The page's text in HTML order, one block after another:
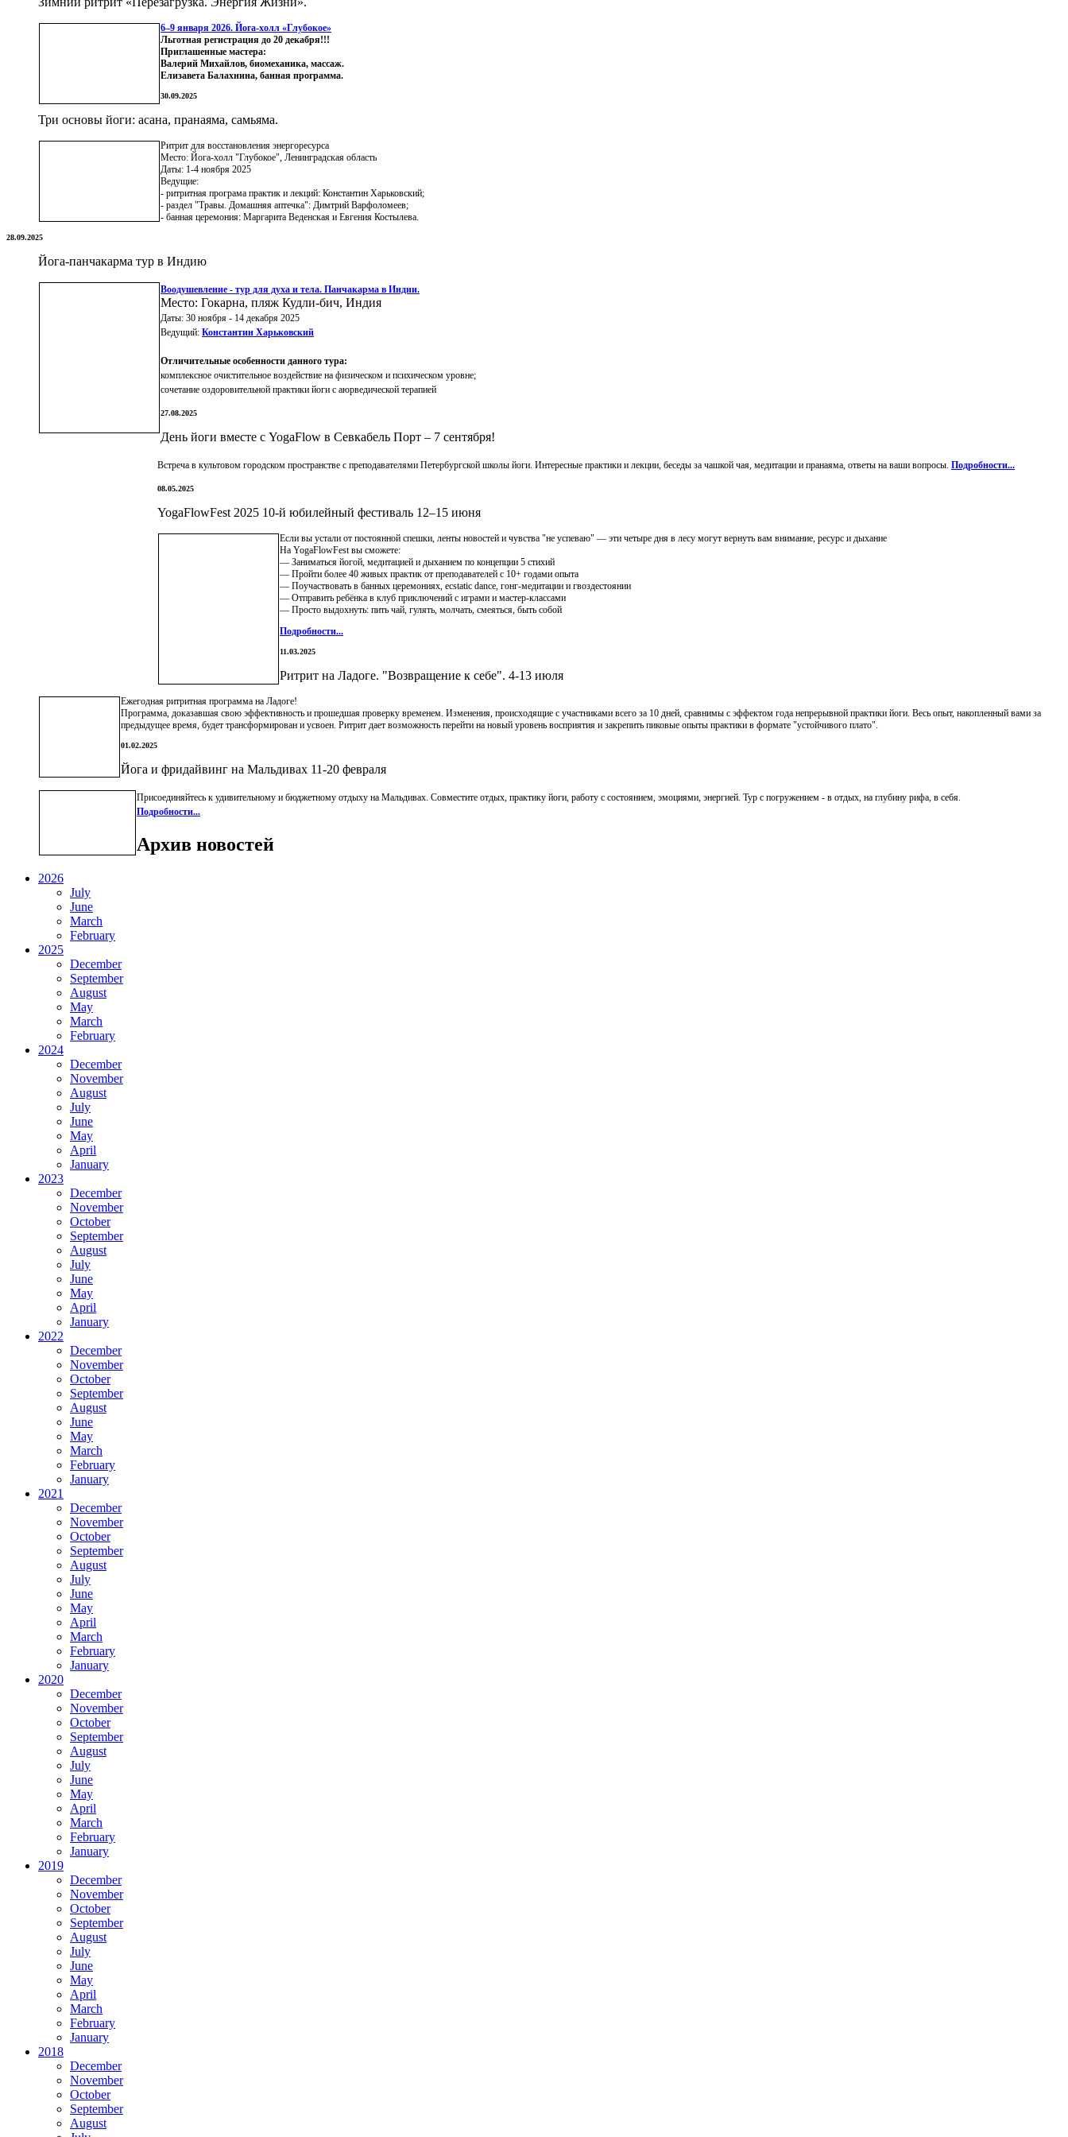
6–9 января 2026. Йога-холл «Глубокое»
Льготная регистрация до 20 декабря!!!
Приглашенные мастера:
Валерий Михайлов, биомеханика, массаж.
Елизавета Балахнина, банная программа.
30.09.2025
Три основы йоги: асана, пранаяма, самьяма.
Ритрит для восстановления энергоресурса
Место: Йога-холл "Глубокое", Ленинградская область
Даты: 1-4 ноября 2025
Ведущие:
- ритритная програма практик и лекций: Константин Харьковский;
- раздел "Травы. Домашняя аптечка": Димтрий Варфоломеев;
- банная церемония: Маргарита Веденская и Евгения Костылева.
28.09.2025
Йога-панчакарма тур в Индию
Воодушевление - тур для духа и тела. Панчакарма в Индии.
Место: Гокарна, пляж Кудли-бич, Индия
Даты: 30 ноября - 14 декабря 2025
Ведущий: Константин Харьковский
Отличительные особенности данного тура:
комплексное очистительное воздействие на физическом и психическом уровне;
сочетание оздоровительной практики йоги с аюрведической терапией
27.08.2025
День йоги вместе с YogaFlow в Севкабель Порт – 7 сентября!
Встреча в культовом городском пространстве с преподавателями Петербургской школы йоги. Интересные практики и лекции, беседы за чашкой чая, медитации и пранаяма, ответы на ваши вопросы. Подробности...
08.05.2025
YogaFlowFest 2025 10-й юбилейный фестиваль 12–15 июня
Если вы устали от постоянной спешки, ленты новостей и чувства "не успеваю" — эти четыре дня в лесу могут вернуть вам внимание, ресурс и дыхание
На YogaFlowFest вы сможете:
— Заниматься йогой, медитацией и дыханием по концепции 5 стихий
— Пройти более 40 живых практик от преподавателей с 10+ годами опыта
— Поучаствовать в банных церемониях, ecstatic dance, гонг-медитации и гвоздестоянии
— Отправить ребёнка в клуб приключений с играми и мастер-классами
— Просто выдохнуть: пить чай, гулять, молчать, смеяться, быть собой
Подробности...
11.03.2025
Ритрит на Ладоге. "Возвращение к себе". 4-13 июля
Ежегодная ритритная программа на Ладоге!
Программа, доказавшая свою эффективность и прошедшая проверку временем. Изменения, происходящие с участниками всего за 10 дней, сравнимы с эффектом года непрерывной практики йоги. Весь опыт, накопленный вами за
предыдущее время, будет трансформирован и усвоен. Ритрит дает возможность перейти на новый уровень восприятия и закрепить пиковые опыты практики в формате "устойчивого плато".
01.02.2025
Йога и фридайвинг на Мальдивах 11-20 февраля
Присоединяйтесь к удивительному и бюджетному отдыху на Мальдивах. Совместите отдых, практику йоги, работу с состоянием, эмоциями, энергией. Тур с погружением - в отдых, на глубину рифа, в себя.
Подробности...
Архив новостей
2026
July
June
March
February
2025
December
September
August
May
March
February
2024
December
November
August
July
June
May
April
January
2023
December
November
October
September
August
July
June
May
April
January
2022
December
November
October
September
August
June
May
March
February
January
2021
December
November
October
September
August
July
June
May
April
March
February
January
2020
December
November
October
September
August
July
June
May
April
March
February
January
2019
December
November
October
September
August
July
June
May
April
March
February
January
2018
December
November
October
September
August